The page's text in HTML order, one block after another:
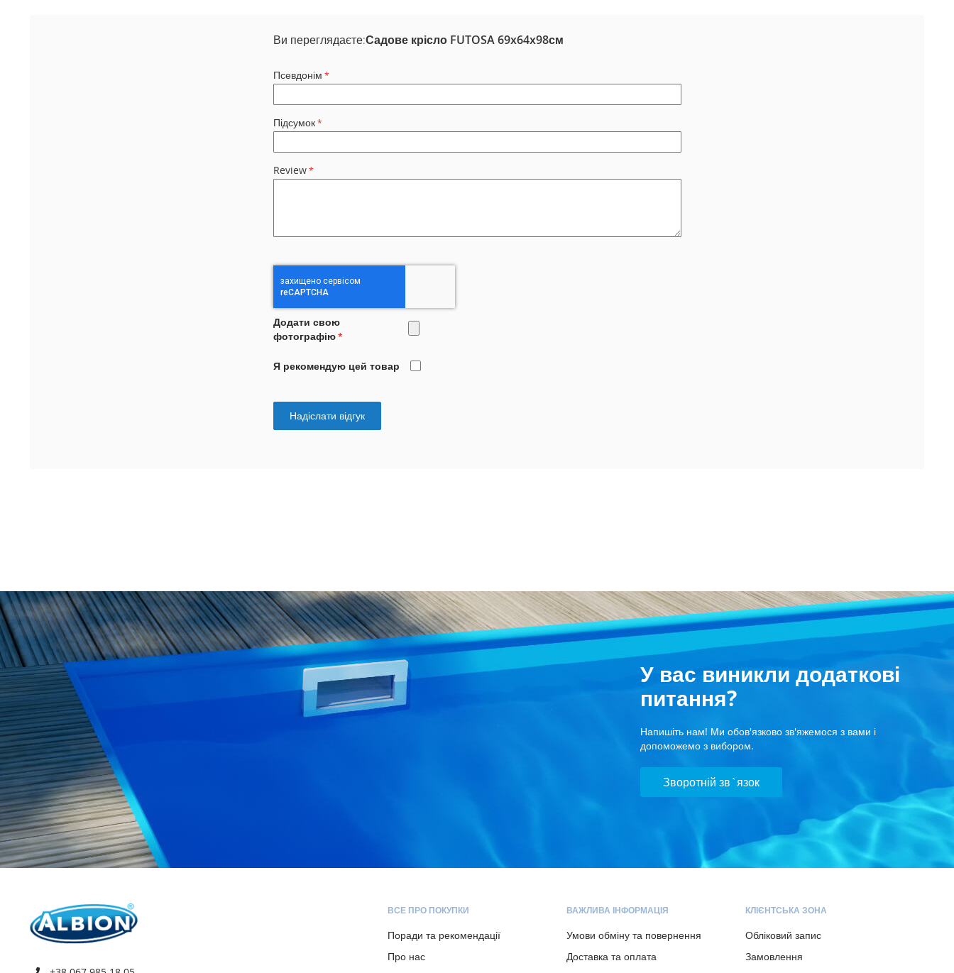
Ви переглядаєте:Садове крісло FUTOSA 69x64x98см
Псевдонім
Підсумок
Review
Додати свою
фотографію
Я рекомендую цей товар
Надіслати відгук
У вас виникли додаткові
питання?
Напишіть нам! Ми обов'язково зв'яжемося з вами і
допоможемо з вибором.
Зворотній зв`язок
ВСЕ ПРО ПОКУПКИ
Поради та рекомендації
Про нас
ВАЖЛИВА ІНФОРМАЦІЯ
Умови обміну та повернення
Доставка та оплата
КЛІЄНТСЬКА ЗОНА
Обліковий запис
Замовлення